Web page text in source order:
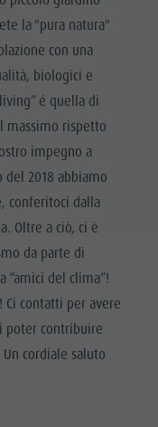
la "pura natura"
con una
biologici e
é quella di
massimo rispetto
impegno a
2018 abbiamo
conferitoci dalla
Oltre a ciò, ci è
da parte di
“amici del clima”!
Ci contatti per avere
poter contribuire
cordiale saluto